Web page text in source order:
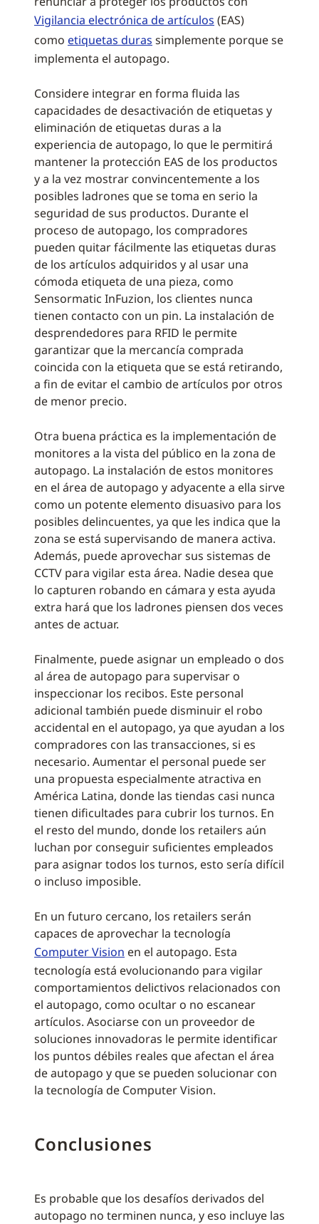
Vigilancia electrónica de artículos (EAS)
como etiquetas duras simplemente porque se
implementa el autopago.
Considere integrar en forma fluida las
capacidades de desactivación de etiquetas y
eliminación de etiquetas duras a la
experiencia de autopago, lo que le permitirá
mantener la protección EAS de los productos
y a la vez mostrar convincentemente a los
posibles ladrones que se toma en serio la
seguridad de sus productos. Durante el
proceso de autopago, los compradores
pueden quitar fácilmente las etiquetas duras
de los artículos adquiridos y al usar una
cómoda etiqueta de una pieza, como
Sensormatic InFuzion, los clientes nunca
tienen contacto con un pin. La instalación de
desprendedores para RFID le permite
garantizar que la mercancía comprada
coincida con la etiqueta que se está retirando,
a fin de evitar el cambio de artículos por otros
de menor precio.
Otra buena práctica es la implementación de
monitores a la vista del público en la zona de
autopago. La instalación de estos monitores
en el área de autopago y adyacente a ella sirve
como un potente elemento disuasivo para los
posibles delincuentes, ya que les indica que la
zona se está supervisando de manera activa.
Además, puede aprovechar sus sistemas de
CCTV para vigilar esta área. Nadie desea que
lo capturen robando en cámara y esta ayuda
extra hará que los ladrones piensen dos veces
antes de actuar.
Finalmente, puede asignar un empleado o dos
al área de autopago para supervisar o
inspeccionar los recibos. Este personal
adicional también puede disminuir el robo
accidental en el autopago, ya que ayudan a los
compradores con las transacciones, si es
necesario. Aumentar el personal puede ser
una propuesta especialmente atractiva en
América Latina, donde las tiendas casi nunca
tienen dificultades para cubrir los turnos. En
el resto del mundo, donde los retailers aún
luchan por conseguir suficientes empleados
para asignar todos los turnos, esto sería difícil
o incluso imposible.
En un futuro cercano, los retailers serán
capaces de aprovechar la tecnología
Computer Vision en el autopago. Esta
tecnología está evolucionando para vigilar
comportamientos delictivos relacionados con
el autopago, como ocultar o no escanear
artículos. Asociarse con un proveedor de
soluciones innovadoras le permite identificar
los puntos débiles reales que afectan el área
de autopago y que se pueden solucionar con
la tecnología de Computer Vision.
Conclusiones
Es probable que los desafíos derivados del
autopago no terminen nunca, y eso incluye las